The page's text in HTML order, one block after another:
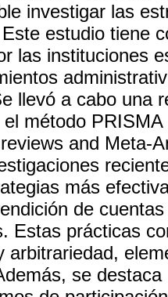
investigar las
estudio tiene
las instituciones
llevó a cabo una
método
and Meta-
más
de
Estas prácticas
arbitrariedad,
se